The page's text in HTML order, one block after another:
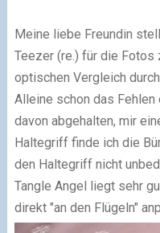
Meine liebe Freundin
Teezer (re.) für die Fotos
optischen Vergleich
Alleine schon das
davon abgehalten, mir
Haltegriff finde ich die
den Haltegriff nicht
Tangle Angel liegt sehr
direkt "an den Flügeln"